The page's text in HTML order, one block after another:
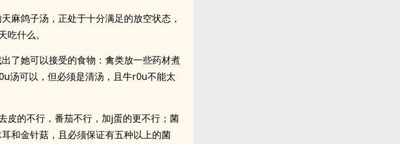
麻鸽子汤，正处于十分满足的放空状态，
什么。
了她可以接受的食物：禽类放一些药材煮
汤可以，但必须是清汤，且牛r0u不能太
皮的不行，番茄不行，加j蛋的更不行；菌
和金针菇，且必须保证有五种以上的菌